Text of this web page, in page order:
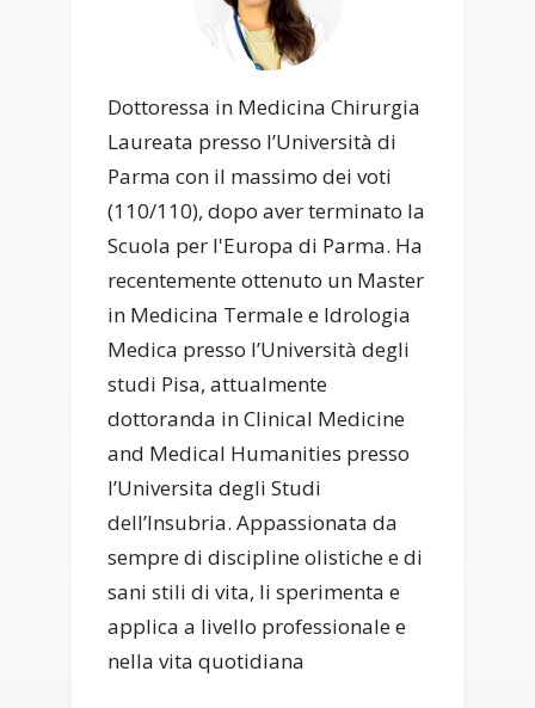
Dottoressa in Medicina Chirurgia
Laureata presso l’Università di
Parma con il massimo dei voti
(110/110), dopo aver terminato la
Scuola per l'Europa di Parma. Ha
recentemente ottenuto un Master
in Medicina Termale e Idrologia
Medica presso l’Università degli
studi Pisa, attualmente
dottoranda in Clinical Medicine
and Medical Humanities presso
l’Universita degli Studi
dell’Insubria. Appassionata da
sempre di discipline olistiche e di
sani stili di vita, li sperimenta e
applica a livello professionale e
nella vita quotidiana